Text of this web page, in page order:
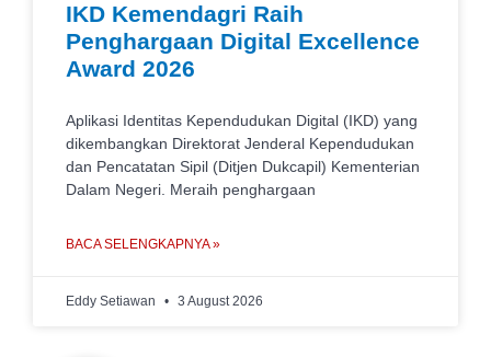
IKD Kemendagri Raih
Penghargaan Digital Excellence
Award 2026
Aplikasi Identitas Kependudukan Digital (IKD) yang
dikembangkan Direktorat Jenderal Kependudukan
dan Pencatatan Sipil (Ditjen Dukcapil) Kementerian
Dalam Negeri. Meraih penghargaan
BACA SELENGKAPNYA »
Eddy Setiawan 3 August 2026